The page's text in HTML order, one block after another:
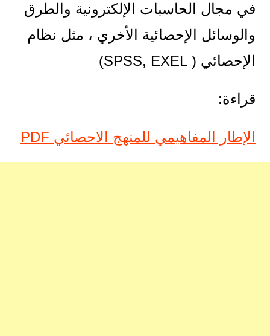
في مجال الحاسبات الإلكترونية والطرق
والوسائل الإحصائية الأخري ، مثل نظام
الإحصائي ( SPSS, EXEL)
قراءة:
الإطار المفاهيمي للمنهج الاحصائي PDF